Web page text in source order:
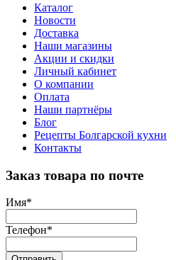
Каталог
Новости
Доставка
Наши магазины
Акции и скидки
Личный кабинет
О компании
Оплата
Наши партнёры
Блог
Рецепты Болгарской кухни
Контакты
Заказ товара по почте
Имя*
Телефон*